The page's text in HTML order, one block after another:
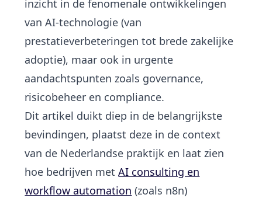
inzicht in de fenomenale ontwikkelingen
van AI-technologie (van
prestatieverbeteringen tot brede zakelijke
adoptie), maar ook in urgente
aandachtspunten zoals governance,
risicobeheer en compliance.
Dit artikel duikt diep in de belangrijkste
bevindingen, plaatst deze in de context
van de Nederlandse praktijk en laat zien
hoe bedrijven metAI consulting en
workflow automation (zoals n8n)